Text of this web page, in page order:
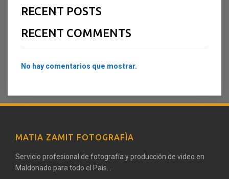
RECENT POSTS
RECENT COMMENTS
No hay comentarios que mostrar.
MATIA ZAMIT FOTOGRAFÌA
Servicio profesional de fotografía y producción de video en
Maldonado para todo el Pais...